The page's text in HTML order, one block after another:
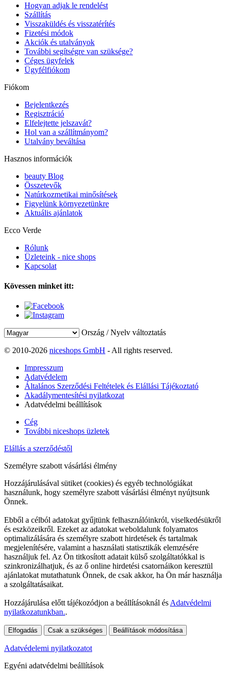
Hogyan adjak le rendelést
Szállítás
Visszaküldés és visszatérítés
Fizetési módok
Akciók és utalványok
További segítségre van szüksége?
Céges ügyfelek
Ügyfélfiókom
Fiókom
Bejelentkezés
Regisztráció
Elfelejtette jelszavát?
Hol van a szállítmányom?
Utalvány beváltása
Hasznos információk
beauty Blog
Összetevők
Natúrkozmetikai minősítések
Figyelünk környezetünkre
Aktuális ajánlatok
Ecco Verde
Rólunk
Üzleteink - nice shops
Kapcsolat
Kövessen minket itt:
Ország / Nyelv változtatás
© 2010-2026 niceshops GmbH - All rights reserved.
Impresszum
Adatvédelem
Általános Szerződési Feltételek és Elállási Tájékoztató
Akadálymentesítési nyilatkozat
Adatvédelmi beállítások
Cég
További niceshops üzletek
Elállás a szerződéstől
Személyre szabott vásárlási élmény
Hozzájárulásával sütiket (cookies) és egyéb technológiákat
használunk, hogy személyre szabott vásárlási élményt nyújtsunk
Önnek.
Ebből a célból adatokat gyűjtünk felhasználóinkról, viselkedésükről
és eszközeikről. Ezeket az adatokat weboldalunk folyamatos
optimalizálására és személyre szabott hirdetések és tartalmak
megjelenítésére, valamint a használati statisztikák elemzésére
használjuk fel. Az Ön titkosított adatait külső szolgáltatókkal is
szinkronizálhatjuk, és az ő online hirdetési csatornáikon keresztül
ajánlatokat mutathatunk Önnek, de csak akkor, ha Ön már használja
a szolgáltatásaikat.
Hozzájárulása előtt tájékozódjon a beállításoknál és Adatvédelmi
nyilatkozatunkban..
Elfogadás Csak a szükséges Beállítások módosítása
Adatvédelemi nyilatkozatot
Egyéni adatvédelmi beállítások